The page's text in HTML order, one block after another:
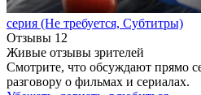
серия (Не требуется, Субтитры)
Отзывы 12
Живые отзывы зрителей
Смотрите, что обсуждают прямо
разговору о фильмах и сериалах.